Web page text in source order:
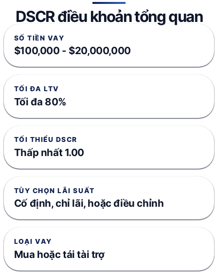
DSCR điều khoản tổng quan
SỐ TIỀN VAY
$100,000 - $20,000,000
TỐI ĐA LTV
Tối đa 80%
TỐI THIỂU DSCR
Thấp nhất 1.00
TÙY CHỌN LÃI SUẤT
Cố định, chỉ lãi, hoặc điều chỉnh
LOẠI VAY
Mua hoặc tái tài trợ